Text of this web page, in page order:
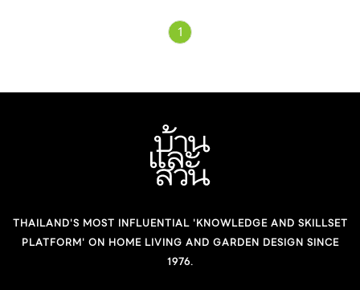
1
THAILAND'S MOST INFLUENTIAL 'KNOWLEDGE AND SKILLSET
PLATFORM' ON HOME LIVING AND GARDEN DESIGN SINCE
1976.